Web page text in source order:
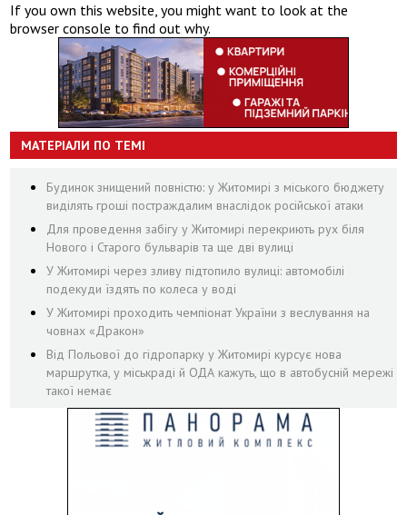
If you own this website, you might want to look at the
browser console to find out why.
МАТЕРІАЛИ ПО ТЕМІ
Будинок знищений повністю: у Житомирі з міського бюджету
виділять гроші постраждалим внаслідок російської атаки
Для проведення забігу у Житомирі перекриють рух біля
Нового і Старого бульварів та ще дві вулиці
У Житомирі через зливу підтопило вулиці: автомобілі
подекуди їздять по колеса у воді
У Житомирі проходить чемпіонат України з веслування на
човнах «Дракон»
Від Польової до гідропарку у Житомирі курсує нова
маршрутка, у міськраді й ОДА кажуть, що в автобусній мережі
такої немає